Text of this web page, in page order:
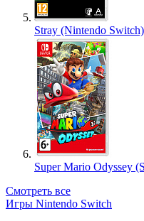
Stray (Nintendo Switch)
Super Mario Odyssey
Смотреть все
Игры Nintendo Switch